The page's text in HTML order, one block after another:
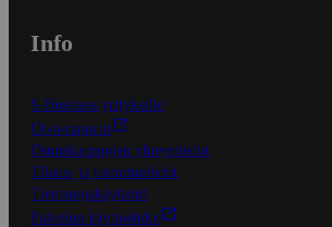
Info
S-Business yrityksille
Oiva-raportit
Osuuskauppojen yhteystiedot
Tilaus- ja toimitusehdot
Tietosuojakäytäntö
Palvelun käyttöehdot